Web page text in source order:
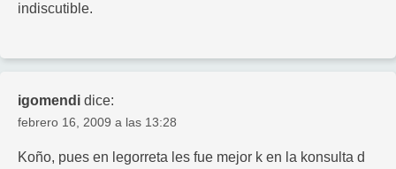
indiscutible.
igomendi dice:
febrero 16, 2009 a las 13:28
Koño, pues en legorreta les fue mejor k en la konsulta d